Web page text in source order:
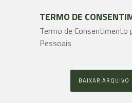
TERMO DE
Termo de
Pessoais
BAIXAR ARQUIVO